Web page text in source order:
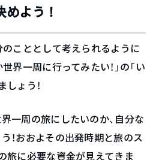
よう！
のこととして考えられるように
界一周に行ってみたい！」の「い
しょう！
一周の旅にしたいのか、自分な
！おおよその出発時期と旅のス
旅に必要な資金が見えてきま